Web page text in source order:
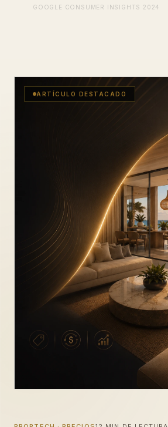
GOOGLE CONSUMER INSIGHTS 2024
ARTÍCULO DESTACADO